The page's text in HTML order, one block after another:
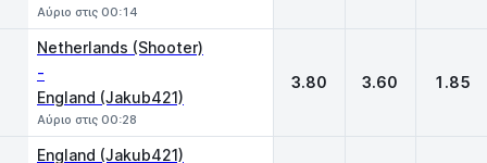
Αύριο στις 00:14
Netherlands (Shooter)
-
England (Jakub421)
Αύριο στις 00:28
3.80 3.60 1.85
England (Jakub421)